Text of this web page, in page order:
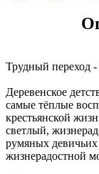
Трудный переход
Деревенское
самые тёплые
крестьянской
светлый,
румяных девичьих
жизнерадостной